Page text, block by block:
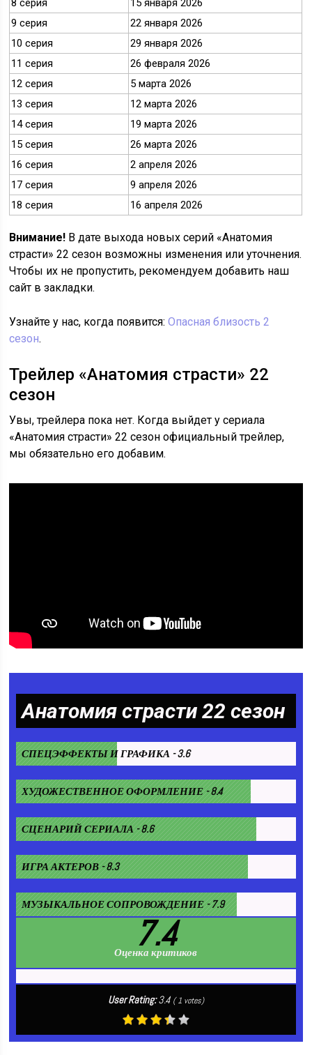
8 серия
15 января 2026
9 серия
22 января 2026
10 серия
29 января 2026
11 серия
26 февраля 2026
12 серия
5 марта 2026
13 серия
12 марта 2026
14 серия
19 марта 2026
15 серия
26 марта 2026
16 серия
2 апреля 2026
17 серия
9 апреля 2026
18 серия
16 апреля 2026
Внимание! В дате выхода новых серий «Анатомия
страсти» 22 сезон возможны изменения или уточнения.
Чтобы их не пропустить, рекомендуем добавить наш
сайт в закладки.
Узнайте у нас, когда появится:Опасная близость 2
сезон.
Трейлер «Анатомия страсти» 22
сезон
Увы, трейлера пока нет. Когда выйдет у сериала
«Анатомия страсти» 22 сезон официальный трейлер,
мы обязательно его добавим.
Анатомия страсти 22 сезон
СПЕЦЭФФЕКТЫ И ГРАФИКА - 3.6
ХУДОЖЕСТВЕННОЕ ОФОРМЛЕНИЕ - 8.4
СЦЕНАРИЙ СЕРИАЛА - 8.6
ИГРА АКТЕРОВ - 8.3
МУЗЫКАЛЬНОЕ СОПРОВОЖДЕНИЕ - 7.9
7.4
Оценка критиков
User Rating:3.4 (1votes)